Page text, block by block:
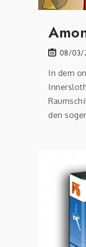
08/03/
In dem
den